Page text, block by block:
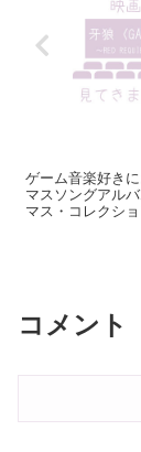
ゲーム音楽好き
マスソングアル
マス・コレクシ
コメント